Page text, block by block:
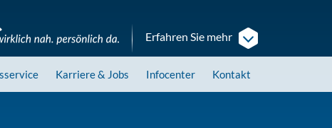
Erfahren Sie mehr
Karriere& Jobs Infocenter Kontakt